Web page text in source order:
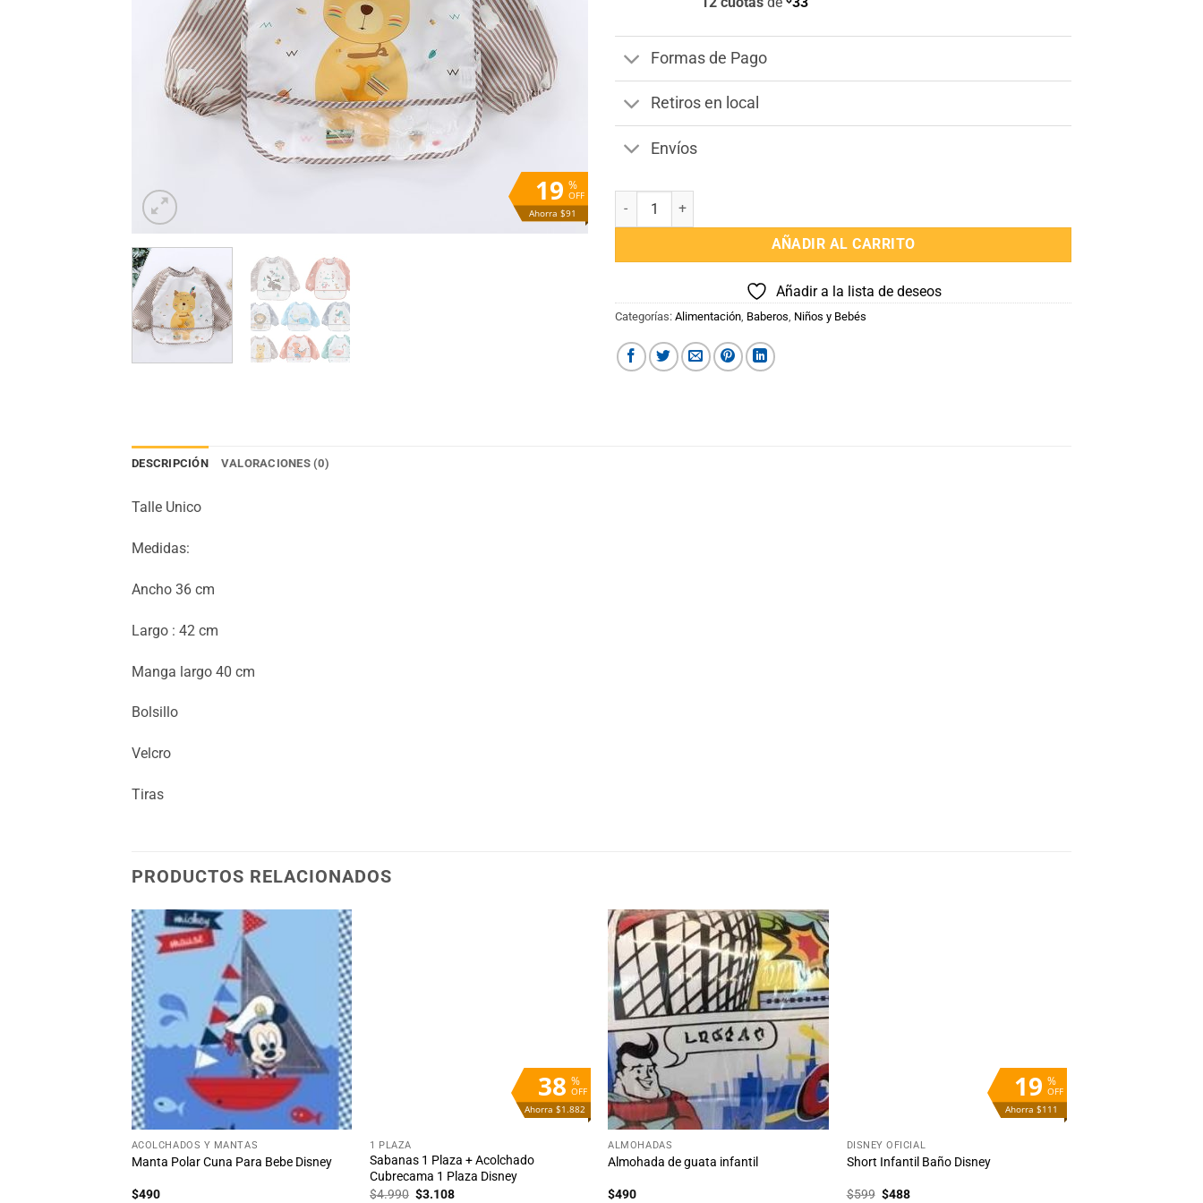
%
OFF
19
Ahorra $91
Formas de Pago
Retiros en local
Envíos
Babero con Mangas Oso cantidad
AÑADIR AL CARRITO
Añadir a la lista de deseos
Categorías: Alimentación, Baberos, Niños y Bebés
DESCRIPCIÓN VALORACIONES (0)
Talle Unico
Medidas:
Ancho 36 cm
Largo : 42 cm
Manga largo 40 cm
Bolsillo
Velcro
Tiras
PRODUCTOS RELACIONADOS
deseos
+
ACOLCHADOS Y MANTAS
Manta Polar Cuna Para Bebe Disney
$490
%
OFF
38
Ahorra $1.882
1 PLAZA
Sabanas 1 Plaza + Acolchado
Cubrecama 1 Plaza Disney
$4.990 El
$3.108El
Añadir
a la
lista
de
deseos
+
ALMOHADAS
Almohada de guata infantil
$490
%
OFF
19
Ahorra $111
DISNEY OFICIAL
Short Infantil Baño Disney
$599 El
$488El